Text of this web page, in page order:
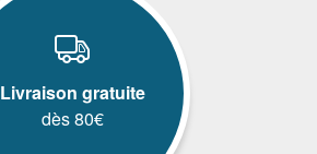
Livraison gratuite
dès 80€